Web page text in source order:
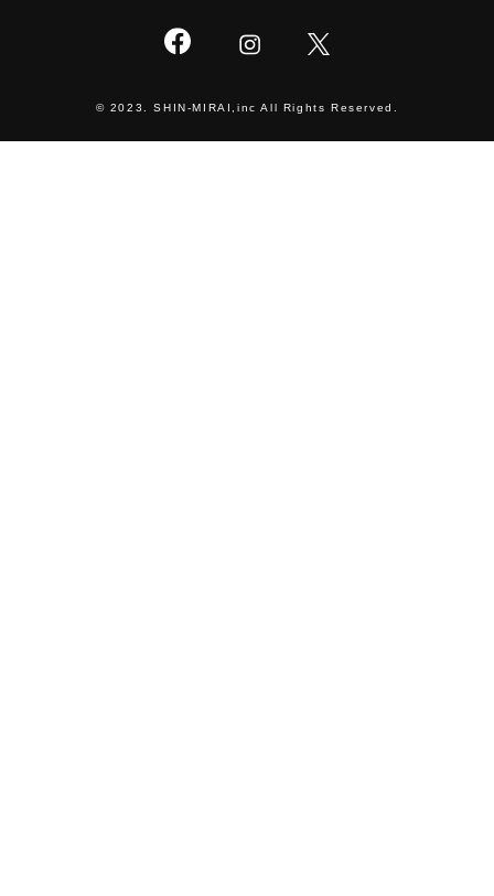
© 2023. SHIN-MIRAI,inc All Rights Reserved.